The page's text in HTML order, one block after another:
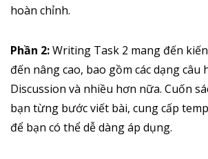
hoàn chỉnh.
Phần 2:Writing Task 2 mang đến
đến nâng cao, bao gồm các dạng câu
Discussion và nhiều hơn nữa. Cuốn
bạn từng bước viết bài, cung cấp
để bạn có thể dễ dàng áp dụng.